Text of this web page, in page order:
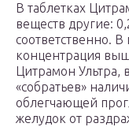
В таблетках
веществ другие:
соответственно.
концентрация
Цитрамон Ультра,
«собратьев»
облегчающей
желудок от